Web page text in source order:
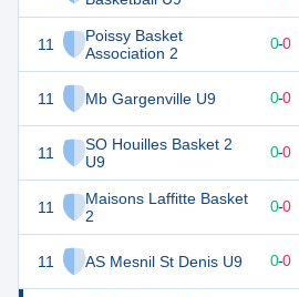
11
Poissy Basket
Association 2
11 Mb Gargenville U9
11
SO Houilles Basket 2
U9
11
Maisons Laffitte Basket
2
11 AS Mesnil St Denis U9
0-0
0 0-0
0 0-0
0 0 0-0
0 0 0-0